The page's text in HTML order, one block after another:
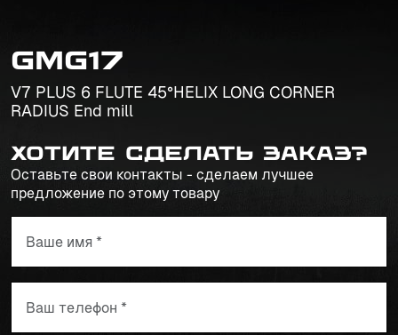
GMG17
V7 PLUS 6 FLUTE 45°HELIX LONG CORNER
RADIUS End mill
Хотите сделать заказ?
Оставьте свои контакты - сделаем лучшее
предложение по этому товару